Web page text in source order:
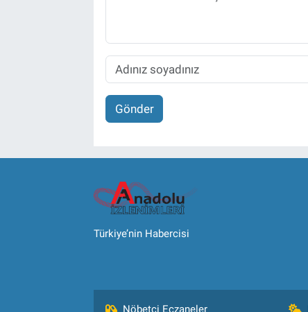
Gönder
Türkiye’nin Habercisi
Nöbetçi Eczaneler